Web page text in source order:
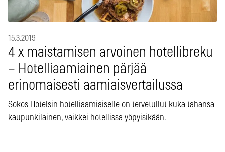
15.3.2019
4 x maistamisen arvoinen hotellibreku
– Hotelliaamiainen pärjää
erinomaisesti aamiaisvertailussa
Sokos Hotelsin hotelliaamiaiselle on tervetullut kuka tahansa
kaupunkilainen, vaikkei hotellissa yöpyisikään.